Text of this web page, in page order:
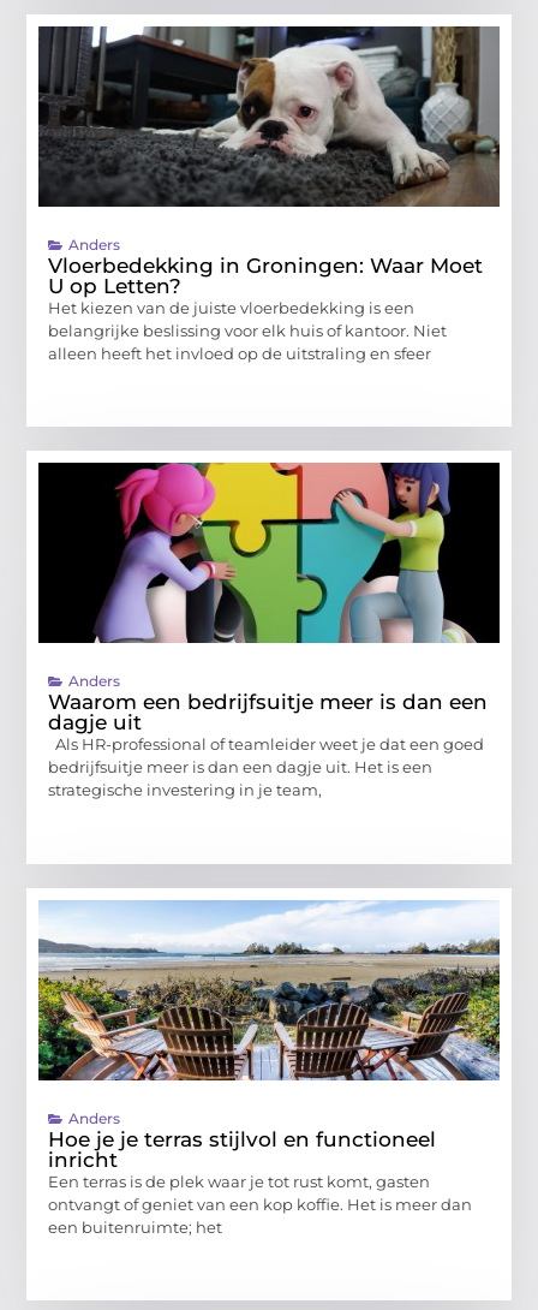
Anders
Vloerbedekking in Groningen: Waar Moet
U op Letten?
Het kiezen van de juiste vloerbedekking is een
belangrijke beslissing voor elk huis of kantoor. Niet
alleen heeft het invloed op de uitstraling en sfeer
Anders
Waarom een bedrijfsuitje meer is dan een
dagje uit
Als HR-professional of teamleider weet je dat een goed
bedrijfsuitje meer is dan een dagje uit. Het is een
strategische investering in je team,
Anders
Hoe je je terras stijlvol en functioneel
inricht
Een terras is de plek waar je tot rust komt, gasten
ontvangt of geniet van een kop koffie. Het is meer dan
een buitenruimte; het